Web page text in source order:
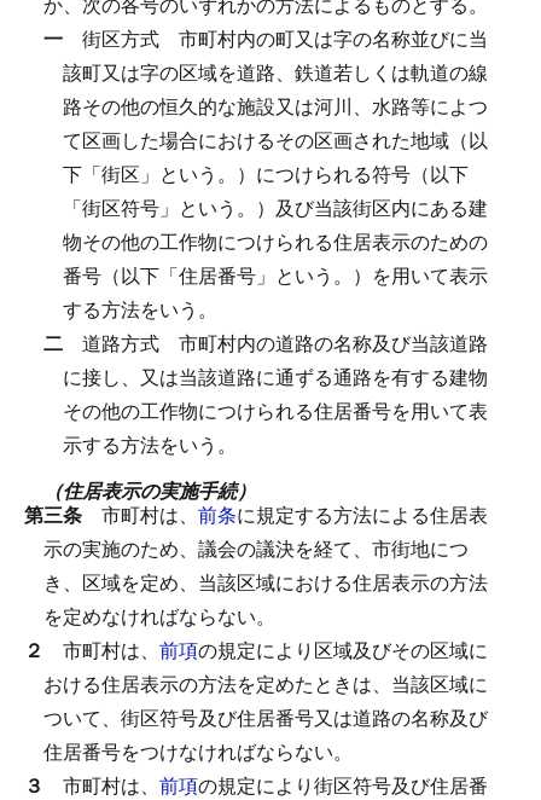
一 街区方式
市町村内の町又は字の名称並びに当
該町又は字の区域を道路、鉄道若しくは軌道の線
路その他の恒久的な施設又は河川、水路等によつ
て区画した場合におけるその区画された地域（以
下「街区」という。）につけられる符号（以下
「街区符号」という。）及び当該街区内にある建
物その他の工作物につけられる住居表示のための
番号（以下「住居番号」という。）を用いて表示
する方法をいう。
二 道路方式
市町村内の道路の名称及び当該道路
に接し、又は当該道路に通ずる通路を有する建物
その他の工作物につけられる住居番号を用いて表
示する方法をいう。
（住居表示の実施手続）
第三条 市町村は、 前条に規定する方法による住居表
示の実施のため、議会の議決を経て、市街地につ
き、区域を定め、当該区域における住居表示の方法
を定めなければならない。
２ 市町村は、 前項の規定により区域及びその区域に
おける住居表示の方法を定めたときは、当該区域に
ついて、街区符号及び住居番号又は道路の名称及び
住居番号をつけなければならない。
３ 市町村は、 前項の規定により街区符号及び住居番